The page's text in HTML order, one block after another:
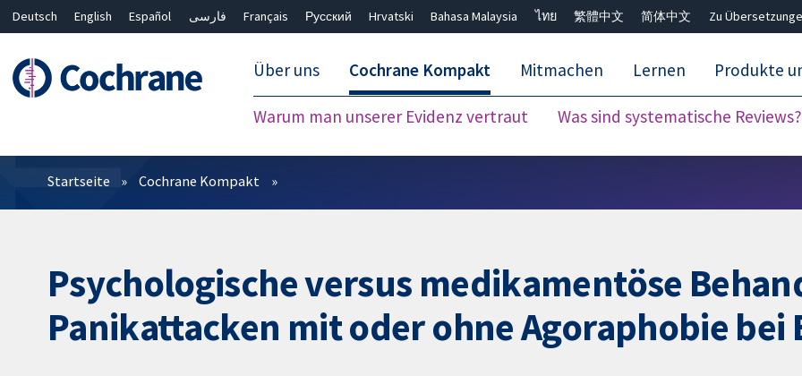
Deutsch English Español فارسی Français Русский Hrvatski Bahasa Malaysia ไทย 繁體中文 简体中文 Zu
Über uns Cochrane Kompakt
Warum man unserer Evidenz vertraut Was sind systematische Reviews?
Mitmachen Lernen Produkte
Filter
Startseite Cochrane Kompakt
Psychologische versus medikamentöse
Panikattacken mit oder ohne Agoraphobie bei